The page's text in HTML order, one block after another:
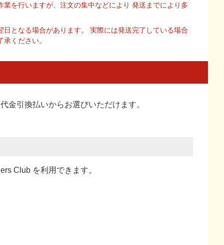
を行いますが、注文の集中などにより 発送までにより多
となる場合があります。 実際には発送完了している場合
ください。
金引換払いからお選びいただけます。
Club を利用できます。